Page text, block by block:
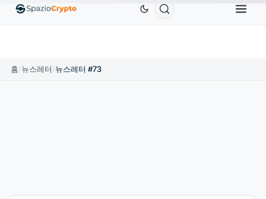
↑1.10% EthereumETHUS$1,880.58 ↑1.90% TetherUSDT ↑0.00%
홈/뉴스레터/뉴스레터 #73